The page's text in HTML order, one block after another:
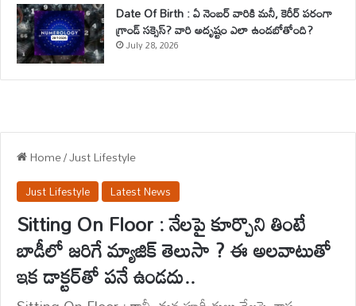
Date Of Birth : ఏ నెంబర్ వారికి మనీ, కెరీర్ పరంగా
గ్రాండ్ సక్సెస్? వారి అదృష్టం ఎలా ఉండబోతోంది?
July 28, 2026